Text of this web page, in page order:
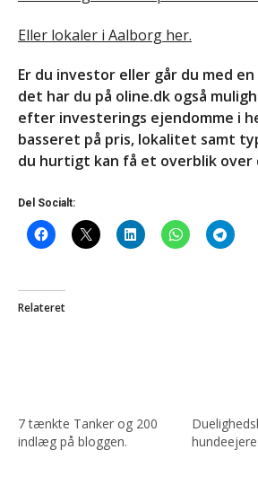
Eller lokaler i Aalborg her.
Er du investor eller går du med
det har du på oline.dk også
efter investerings ejendomme i
basseret på pris, lokalitet samt
du hurtigt kan få et overblik over
Del Socialt:
Relateret
7 tænkte Tanker og 200
indlæg på bloggen.
hundeejere